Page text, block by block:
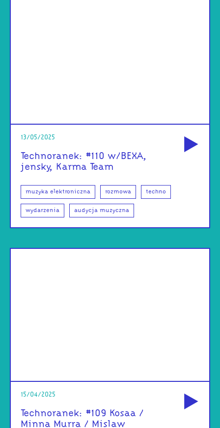
13/05/2025
Technoranek: #110 w/BEXA,
jensky, Karma Team
muzyka elektroniczna rozmowa techno
wydarzenia audycja muzyczna
15/04/2025
Technoranek: #109 Kosaa /
Minna Murra / Mislaw